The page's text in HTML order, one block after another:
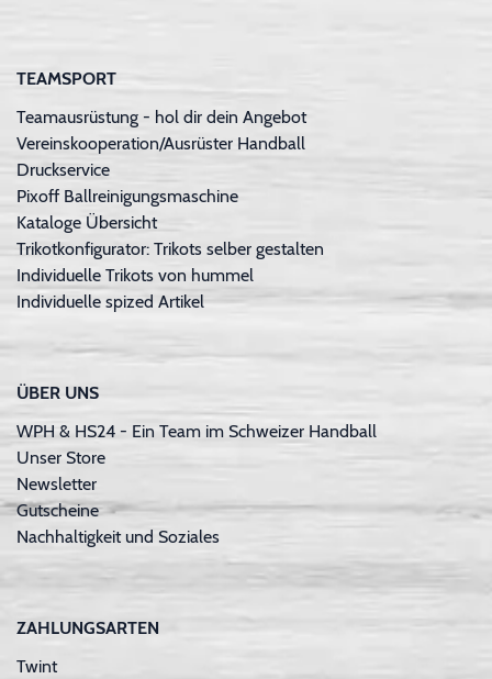
TEAMSPORT
Teamausrüstung - hol dir dein Angebot
Vereinskooperation/Ausrüster Handball
Druckservice
Pixoff Ballreinigungsmaschine
Kataloge Übersicht
Trikotkonfigurator: Trikots selber gestalten
Individuelle Trikots von hummel
Individuelle spized Artikel
ÜBER UNS
WPH & HS24 - Ein Team im Schweizer Handball
Unser Store
Newsletter
Gutscheine
Nachhaltigkeit und Soziales
ZAHLUNGSARTEN
Twint